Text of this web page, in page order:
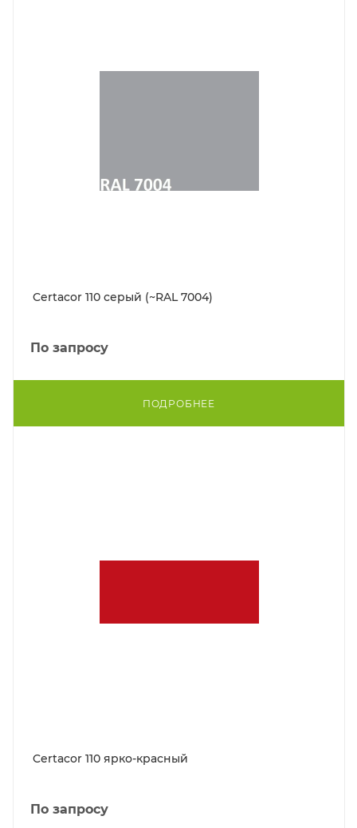
Certacor 110 серый (~RAL 7004)
По запросу
ПОДРОБНЕЕ
Certacor 110 ярко-красный
По запросу